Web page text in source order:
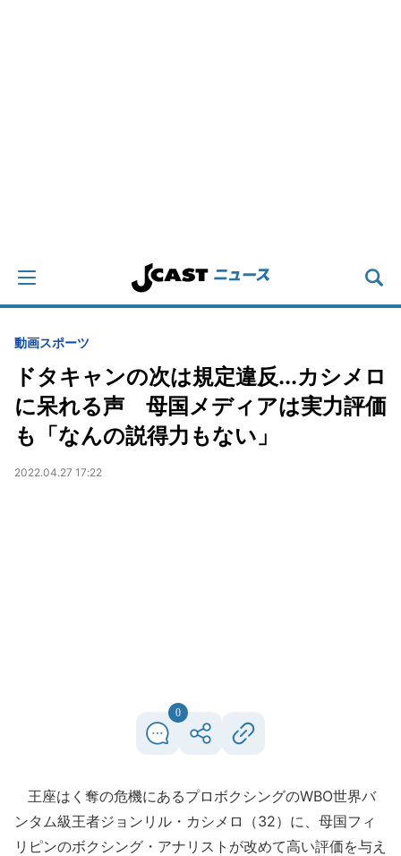
動画スポーツ
ドタキャンの次は規定違反...カシメロ
に呆れる声 母国メディアは実力評価
も「なんの説得力もない」
2022.04.27 17:22
0
王座はく奪の危機にあるプロボクシングのWBO世界バ
ンタム級王者ジョンリル・カシメロ（32）に、母国フィ
リピンのボクシング・アナリストが改めて高い評価を与え